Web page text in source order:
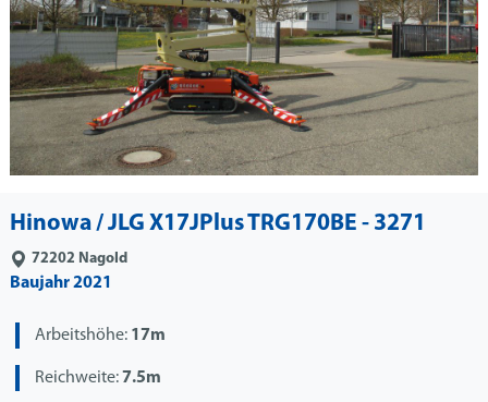
Hinowa / JLG X17JPlus TRG170BE - 3271
72202 Nagold
Baujahr 2021
Arbeitshöhe: 17m
Reichweite:7.5m